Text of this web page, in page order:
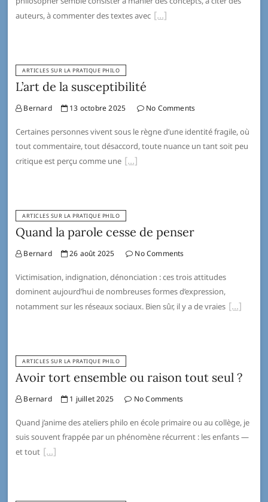
auteurs, à commenter des textes avec
ARTICLES SUR LA PRATIQUE PHILO
L’art de la susceptibilité
Bernard 13 octobre 2025 No Comments
Certaines personnes vivent sous le règne d’une identité fragile, où
tout commentaire, tout désaccord, toute nuance un tant soit peu
critique est perçu comme une
ARTICLES SUR LA PRATIQUE PHILO
Quand la parole cesse de penser
Bernard 26 août 2025 No Comments
Victimisation, indignation, dénonciation : ces trois attitudes
dominent aujourd’hui de nombreuses formes d’expression,
notamment sur les réseaux sociaux. Bien sûr, il y a de vraies
ARTICLES SUR LA PRATIQUE PHILO
Avoir tort ensemble ou raison tout seul ?
Bernard 1 juillet 2025 No Comments
Quand j’anime des ateliers philo en école primaire ou au collège, je
suis souvent frappée par un phénomène récurrent : les enfants —
et tout